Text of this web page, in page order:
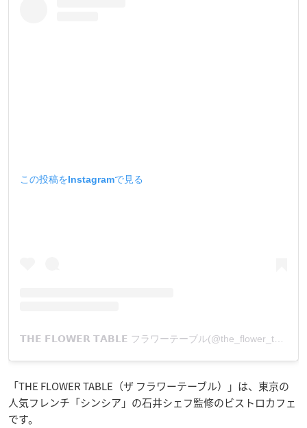
この投稿をInstagramで見る
「THE FLOWER TABLE（ザ フラワーテーブル）」は、東京の
人気フレンチ「シンシア」の石井シェフ監修のビストロカフェ
です。